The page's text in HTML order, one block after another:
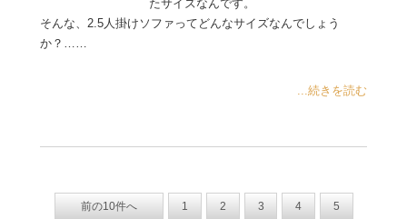
たサイズなんです。
そんな、2.5人掛けソファってどんなサイズなんでしょう
か？……
...続きを読む
前の10件へ 1 2 3 4 5